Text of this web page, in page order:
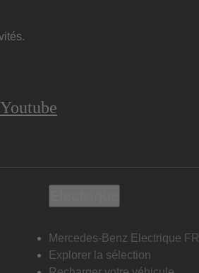
Youtube
Mercedes-Benz Electrique FR
Explorer la sélection